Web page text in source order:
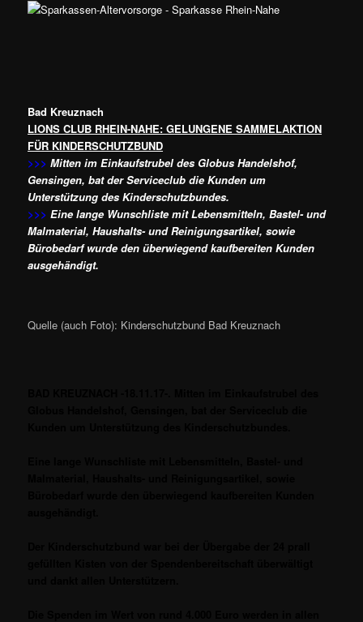
Bad Kreuznach
LIONS CLUB RHEIN-NAHE: GELUNGENE SAMMELAKTION
FÜR KINDERSCHUTZBUND
>>> Mitten im Einkaufstrubel des Globus Handelshof,
Gensingen, bat der Serviceclub die Kunden um
Unterstützung des Kinderschutzbundes.
>>> Eine lange Wunschliste mit Lebensmitteln, Bastel- und
Malmaterial, Haushalts- und Reinigungsartikel, sowie
Bürobedarf wurde den überwiegend kaufbereiten Kunden
ausgehändigt.
Quelle (auch Foto): Kinderschutzbund Bad Kreuznach